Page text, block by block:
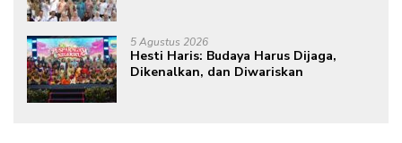
5 Agustus 2026
Hesti Haris: Budaya Harus Dijaga,
Dikenalkan, dan Diwariskan